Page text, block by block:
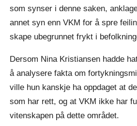
som synser i denne saken,
annet syn enn VKM for å spre
skape ubegrunnet frykt i
Dersom Nina Kristiansen hadde
å analysere fakta om
ville hun kanskje ha oppdaget at
som har rett, og at VKM ikke har
vitenskapen på dette området.